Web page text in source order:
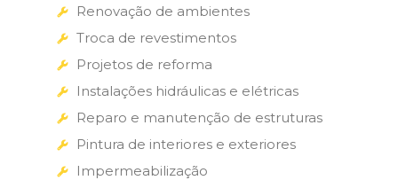
Renovação de ambientes
Troca de revestimentos
Projetos de reforma
Instalações hidráulicas e elétricas
Reparo e manutenção de estruturas
Pintura de interiores e exteriores
Impermeabilização